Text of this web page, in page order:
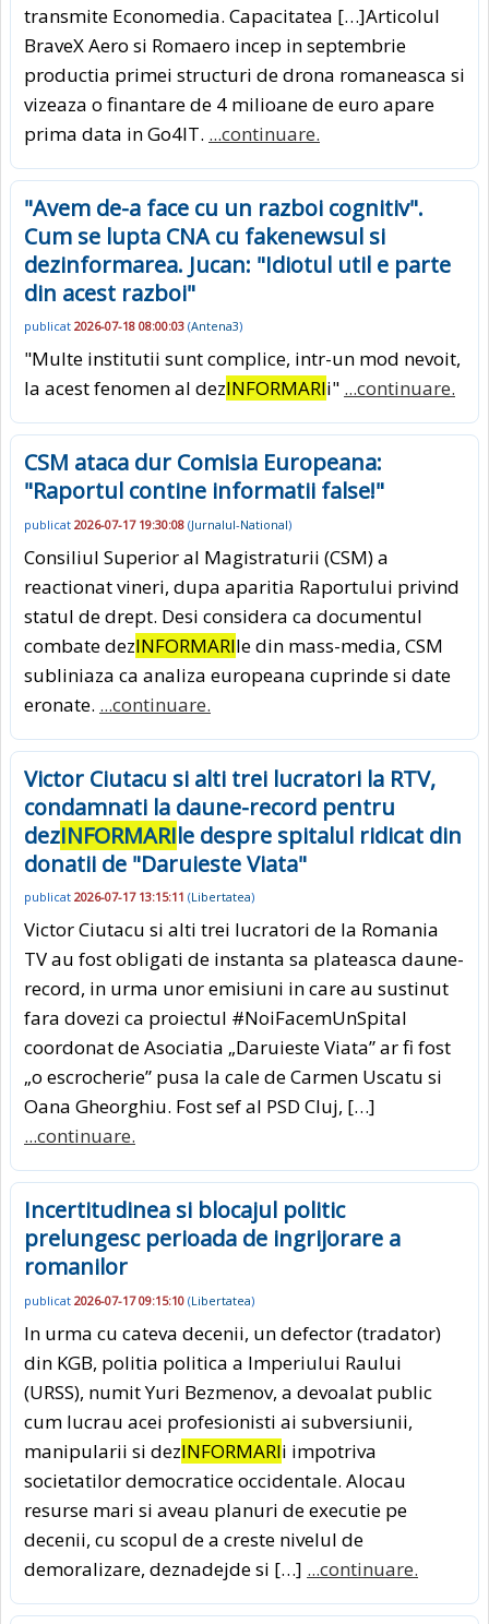
transmite Economedia. Capacitatea […]Articolul
BraveX Aero si Romaero incep in septembrie
productia primei structuri de drona romaneasca si
vizeaza o finantare de 4 milioane de euro apare
prima data in Go4IT. ...continuare.
"Avem de-a face cu un razboi cognitiv".
Cum se lupta CNA cu fakenewsul si
dezinformarea. Jucan: "Idiotul util e parte
din acest razboi"
publicat 2026-07-18 08:00:03 (Antena3)
"Multe institutii sunt complice, intr-un mod nevoit,
la acest fenomen al dezINFORMARIi" ...continuare.
CSM ataca dur Comisia Europeana:
"Raportul contine informatii false!"
publicat 2026-07-17 19:30:08 (Jurnalul-National)
Consiliul Superior al Magistraturii (CSM) a
reactionat vineri, dupa aparitia Raportului privind
statul de drept. Desi considera ca documentul
combate dezINFORMARIle din mass-media, CSM
subliniaza ca analiza europeana cuprinde si date
eronate. ...continuare.
Victor Ciutacu si alti trei lucratori la RTV,
condamnati la daune-record pentru
dezINFORMARIle despre spitalul ridicat din
donatii de "Daruieste Viata"
publicat 2026-07-17 13:15:11 (Libertatea)
Victor Ciutacu si alti trei lucratori de la Romania
TV au fost obligati de instanta sa plateasca daune-
record, in urma unor emisiuni in care au sustinut
fara dovezi ca proiectul #NoiFacemUnSpital
coordonat de Asociatia „Daruieste Viata” ar fi fost
„o escrocherie” pusa la cale de Carmen Uscatu si
Oana Gheorghiu. Fost sef al PSD Cluj, […]
...continuare.
Incertitudinea si blocajul politic
prelungesc perioada de ingrijorare a
romanilor
publicat 2026-07-17 09:15:10 (Libertatea)
In urma cu cateva decenii, un defector (tradator)
din KGB, politia politica a Imperiului Raului
(URSS), numit Yuri Bezmenov, a devoalat public
cum lucrau acei profesionisti ai subversiunii,
manipularii si dezINFORMARIi impotriva
societatilor democratice occidentale. Alocau
resurse mari si aveau planuri de executie pe
decenii, cu scopul de a creste nivelul de
demoralizare, deznadejde si […] ...continuare.